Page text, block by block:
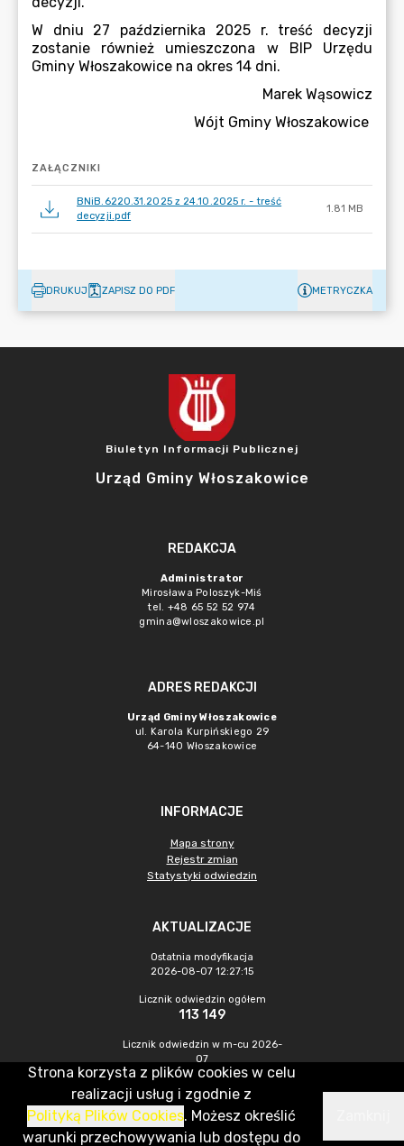
ZAŁĄCZNIKI
BNiB.6220.31.2025 z 24.10.2025 r. - treść
decyzji.pdf
1.81 MB
DRUKUJ ZAPISZ DO PDF METRYCZKA
Biuletyn Informacji Publicznej
Urząd Gminy Włoszakowice
REDAKCJA
Administrator
Mirosława Poloszyk-Miś
tel. +48 65 52 52 974
gmina@wloszakowice.pl
ADRES REDAKCJI
Urząd Gminy Włoszakowice
ul. Karola Kurpińskiego 29
64-140 Włoszakowice
INFORMACJE
Mapa strony
Rejestr zmian
Statystyki odwiedzin
AKTUALIZACJE
Ostatnia modyfikacja
2026-08-07 12:27:15
Licznik odwiedzin ogółem
113 149
Licznik odwiedzin w m-cu 2026-
07
479
CMS & Hosting: Nefeni Sp. z o.o.
Strona korzysta z plików cookies w celu
realizacji usług i zgodnie z
Polityką Plików Cookies. Możesz określić
warunki przechowywania lub dostępu do